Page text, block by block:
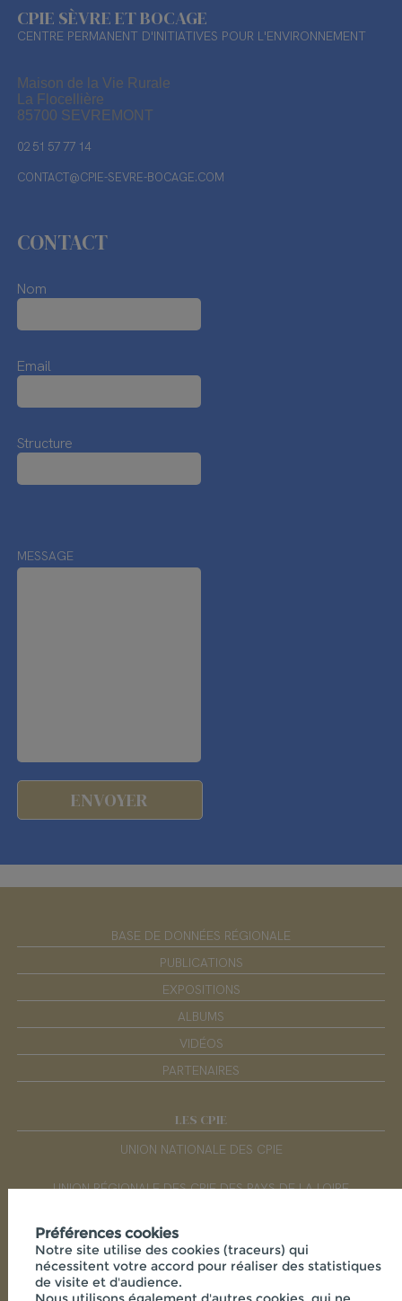
CPIE SÈVRE ET BOCAGE
CENTRE PERMANENT D'INITIATIVES POUR L'ENVIRONNEMENT
Maison de la Vie Rurale
La Flocellière
85700 SEVREMONT
02 51 57 77 14
CONTACT@CPIE-SEVRE-BOCAGE.COM
CONTACT
Nom
Email
Structure
MESSAGE
BASE DE DONNÉES RÉGIONALE
PUBLICATIONS
EXPOSITIONS
ALBUMS
VIDÉOS
PARTENAIRES
LES CPIE
UNION NATIONALE DES CPIE
UNION RÉGIONALE DES CPIE DES PAYS DE LA LOIRE
RÉSEAUX SOCIAUX
Préférences cookies
Notre site utilise des cookies (traceurs) qui
nécessitent votre accord pour réaliser des statistiques
de visite et d'audience.